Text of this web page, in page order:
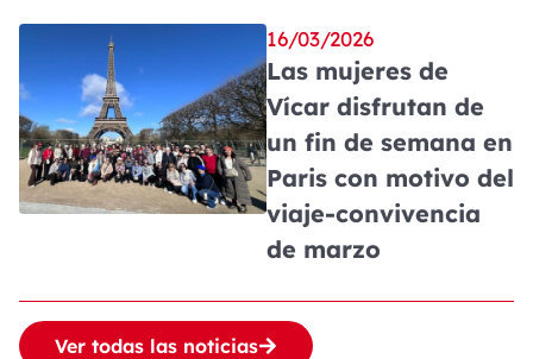
16/03/2026
Las mujeres de
Vícar disfrutan de
un fin de semana en
Paris con motivo del
viaje-convivencia
de marzo
Ver todas las noticias